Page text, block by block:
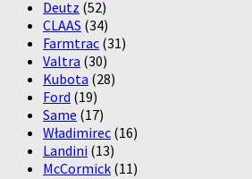
Deutz (52)
CLAAS (34)
Farmtrac (31)
Valtra (30)
Kubota (28)
Ford (19)
Same (17)
Władimirec (16)
Landini (13)
McCormick (11)